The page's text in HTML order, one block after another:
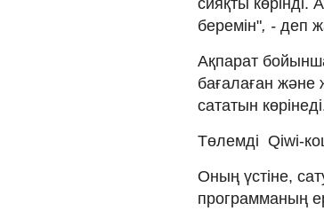
беремін", - деп
Ақпарат
бағалаған және
сататын
Төлемді Qiwi-
Оның үстіне,
программаның